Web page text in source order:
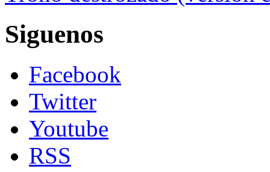
Siguenos
Facebook
Twitter
Youtube
RSS